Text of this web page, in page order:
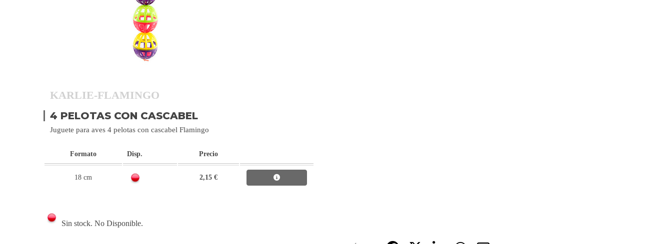
KARLIE-FLAMINGO
4 PELOTAS CON CASCABEL
Juguete para aves 4 pelotas con cascabel Flamingo
Formato Disp. Precio
18 cm 2,15 €
Sin stock. No Disponible.